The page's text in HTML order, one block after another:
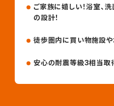
ご家族に嬉しい！浴室、
の設計！
徒歩圏内に買い物施設や
安心の耐震等級3相当取